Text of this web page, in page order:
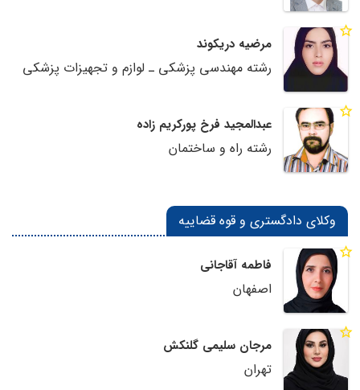
مرضیه دریکوند
رشته مهندسی پزشکی ـ لوازم و تجهیزات پزشکی
عبدالمجید فرخ پورکریم زاده
رشته راه و ساختمان
وکلای دادگستری و قوه قضاییه
فاطمه آقاجانی
اصفهان
مرجان سلیمی گلنکش
تهران